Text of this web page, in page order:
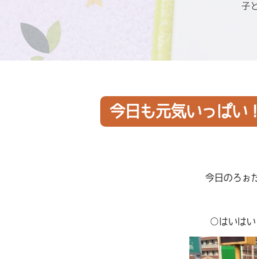
子
今日も元気いっぱい！
今日のろぉ
○はいはい